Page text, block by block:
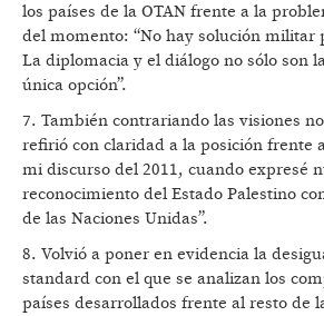
los países de la OTAN frente a la
del momento: “No hay solución militar
La diplomacia y el diálogo no sólo son
única opción”.
7. También contrariando las visiones
refirió con claridad a la posición frente
mi discurso del 2011, cuando expresé
reconocimiento del Estado Palestino
de las Naciones Unidas”.
8. Volvió a poner en evidencia la
standard con el que se analizan los
países desarrollados frente al resto de